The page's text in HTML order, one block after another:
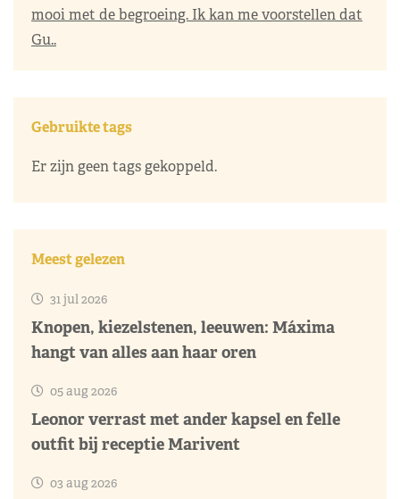
mooi met de begroeing. Ik kan me voorstellen dat
Gu..
Gebruikte tags
Er zijn geen tags gekoppeld.
Meest gelezen
31 jul 2026
Knopen, kiezelstenen, leeuwen: Máxima
hangt van alles aan haar oren
05 aug 2026
Leonor verrast met ander kapsel en felle
outfit bij receptie Marivent
03 aug 2026